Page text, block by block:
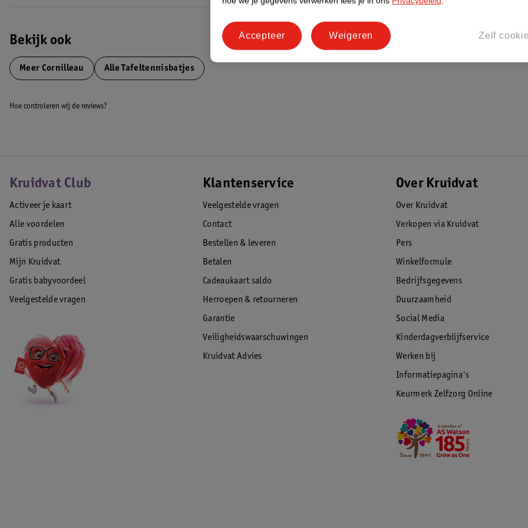
Bekijk ook
Meer Cornilleau Alle Tafeltennisbatjes
Hoe controleren wij de reviews?
Kruidvat Club
Activeer je kaart
Alle voordelen
Gratis producten
Mijn Kruidvat
Gratis babyvoordeel
Veelgestelde vragen
Klantenservice
Veelgestelde vragen
Contact
Bestellen & leveren
Betalen
Cadeaukaart saldo
Herroepen & retourneren
Garantie
Veiligheidswaarschuwingen
Kruidvat Advies
Over Kruidvat
Over Kruidvat
Verkopen via Kruidvat
Pers
Winkelformule
Bedrijfsgegevens
Duurzaamheid
Social Media
Kinderdagverblijfservice
Werken bij
Informatiepagina's
Keurmerk Zelfzorg Online
Zelf
Weigeren
Accepteer